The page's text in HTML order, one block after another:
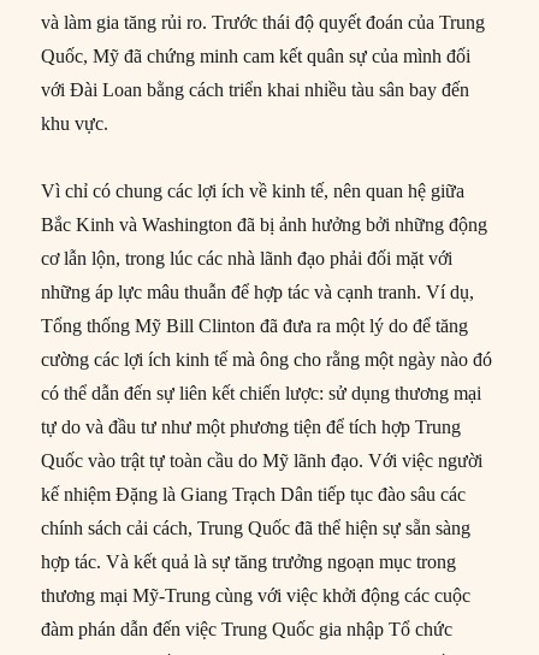
và làm gia tăng rủi ro. Trước thái độ quyết đoán của Trung
Quốc, Mỹ đã chứng minh cam kết quân sự của mình đối
với Đài Loan bằng cách triển khai nhiều tàu sân bay đến
khu vực.
Vì chỉ có chung các lợi ích về kinh tế, nên quan hệ giữa
Bắc Kinh và Washington đã bị ảnh hưởng bởi những động
cơ lẫn lộn, trong lúc các nhà lãnh đạo phải đối mặt với
những áp lực mâu thuẫn để hợp tác và cạnh tranh. Ví dụ,
Tổng thống Mỹ Bill Clinton đã đưa ra một lý do để tăng
cường các lợi ích kinh tế mà ông cho rằng một ngày nào đó
có thể dẫn đến sự liên kết chiến lược: sử dụng thương mại
tự do và đầu tư như một phương tiện để tích hợp Trung
Quốc vào trật tự toàn cầu do Mỹ lãnh đạo. Với việc người
kế nhiệm Đặng là Giang Trạch Dân tiếp tục đào sâu các
chính sách cải cách, Trung Quốc đã thể hiện sự sẵn sàng
hợp tác. Và kết quả là sự tăng trưởng ngoạn mục trong
thương mại Mỹ-Trung cùng với việc khởi động các cuộc
đàm phán dẫn đến việc Trung Quốc gia nhập Tổ chức